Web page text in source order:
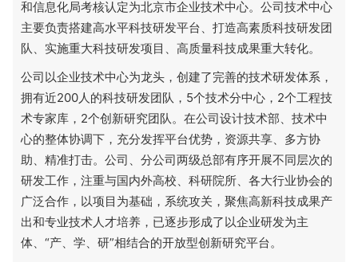
和信息化局考核认定为北京市企业技术中心。公司技术中心
主要负责搭建高水平科技研发平台、打造高素质科技研发团
队、实施重大科技研发项目、高质量科技成果重大转化。
公司以企业技术中心为龙头，创建了完善的技术研发体系，
拥有近200人的科技研发团队，5个技术分中心，2个工程技
术专家库，2个创新研究团队。在公司设计技术部、技术中
心的整体协调下，充分发挥平台优势，资源共享、多方协
助、精准打击。公司、分公司两级总部有序开展不同层次的
研发工作，注重与国内外高校、科研院所、各大行业协会的
广泛合作，以项目为基础，系统攻关，聚焦高新科技成果产
出和专业技术人才培养，已逐步形成了以企业研发为主
体、“产、学、研”相结合的开放型创新研究平台。